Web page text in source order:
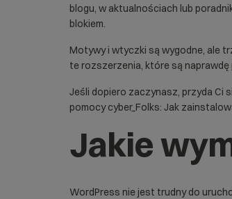
blogu, w aktualnościach lub
blokiem.
Motywy i wtyczki są wygodne, ale
te rozszerzenia, które są
Jeśli dopiero zaczynasz, przyda Ci
pomocy cyber_Folks: Jak
Jakie
WordPress nie jest trudny do